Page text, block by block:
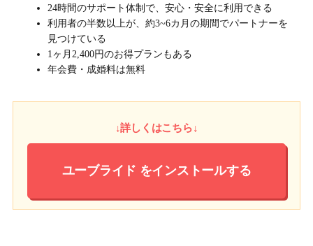
24時間のサポート体制で、安心・安全に利用できる
利用者の半数以上が、約3~6カ月の期間でパートナーを
見つけている
1ヶ月2,400円のお得プランもある
年会費・成婚料は無料
↓詳しくはこちら↓
ユーブライド をインストールする